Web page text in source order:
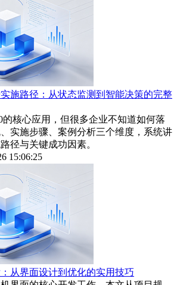
施路径：从状态监测到智能决策的完整
核心应用，但很多企业不知道如何落
实施步骤、案例分析三个维度，系统讲
径与关键成功因素。
15:06:25
从界面设计到优化的实用技巧